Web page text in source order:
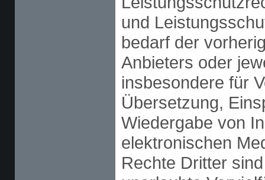
und
bedarf der
Anbieters oder
insbesondere für
Übersetzung,
Wiedergabe von
elektronischen
Rechte Dritter